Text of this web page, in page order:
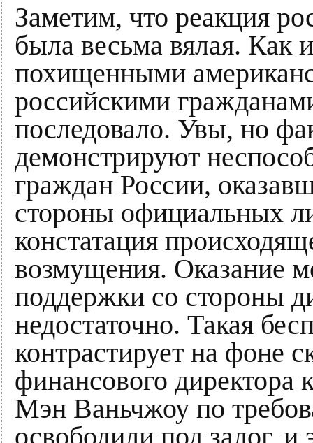
Заметим, что реакция
была весьма вялая. Как
похищенными
российскими
последовало. Увы, но
демонстрируют
граждан России,
стороны официальных
констатация
возмущения. Оказание
поддержки со стороны
недостаточно. Такая
контрастирует на фоне
финансового директора
Мэн Ваньчжоу по
освободили под залог,